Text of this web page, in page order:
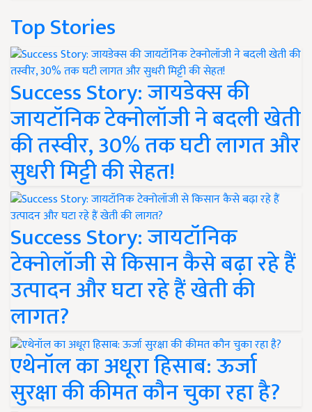
Top Stories
Success Story: जायडेक्स की
जायटॉनिक टेक्नोलॉजी ने बदली खेती
की तस्वीर, 30% तक घटी लागत और
सुधरी मिट्टी की सेहत!
Success Story: जायटॉनिक
टेक्नोलॉजी से किसान कैसे बढ़ा रहे हैं
उत्पादन और घटा रहे हैं खेती की
लागत?
एथेनॉल का अधूरा हिसाब: ऊर्जा
सुरक्षा की कीमत कौन चुका रहा है?